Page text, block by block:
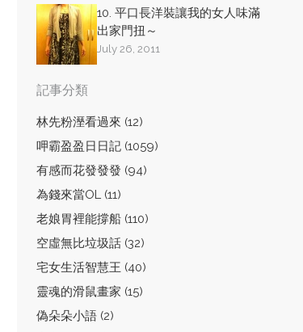
10. 平口長洋裝讓我的女人味滿
出家門扭～
July 26, 2011
記事分類
林先粉溼看過來 (12)
呷霸盈盈日日記 (1059)
有感而花發發發 (94)
為錢來當OL (11)
老娘胃裡能撐船 (110)
空虛無比垃圾話 (32)
宅女生活智慧王 (40)
靈魂的滑鼠畫家 (15)
偽朵朵小語 (2)